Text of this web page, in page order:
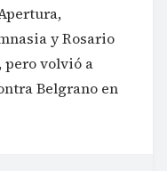
y Rosario
pero volvió a
Belgrano en